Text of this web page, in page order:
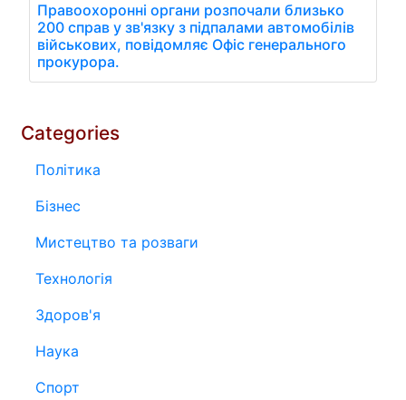
Правоохоронні органи розпочали близько
200 справ у зв'язку з підпалами автомобілів
військових, повідомляє Офіс генерального
прокурора.
Categories
Політика
Бізнес
Мистецтво та розваги
Технологія
Здоров'я
Наука
Спорт